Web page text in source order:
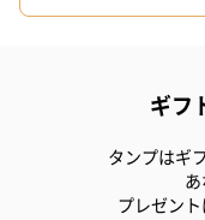
紅茶・コーヒー・ス
への＋αにおすすめです。
ギフ
タンプはギ
プレゼント